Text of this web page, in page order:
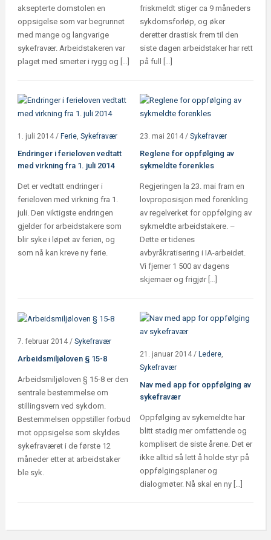
aksepterte domstolen en
oppsigelse som var begrunnet
med mange og langvarige
sykefravær. Arbeidstakeren var
plaget med smerter i rygg og […]
friskmeldt stiger ca 9 måneders
sykdomsforløp, og øker
deretter drastisk frem til den
siste dagen arbeidstaker har rett
på full […]
1. juli 2014/ Ferie, Sykefravær
Endringer i ferieloven vedtatt
med virkning fra 1. juli 2014
Det er vedtatt endringer i
ferieloven med virkning fra 1.
juli. Den viktigste endringen
gjelder for arbeidstakere som
blir syke i løpet av ferien, og
som nå kan kreve ny ferie.
23. mai 2014 /Sykefravær
Reglene for oppfølging av
sykmeldte forenkles
Regjeringen la 23. mai fram en
lovproposisjon med forenkling
av regelverket for oppfølging av
sykmeldte arbeidstakere. –
Dette er tidenes
avbyråkratisering i IA-arbeidet.
Vi fjerner 1 500 av dagens
skjemaer og frigjør […]
7. februar 2014/ Sykefravær
Arbeidsmiljøloven § 15-8
Arbeidsmiljøloven § 15-8 er den
sentrale bestemmelse om
stillingsvern ved sykdom.
Bestemmelsen oppstiller forbud
mot oppsigelse som skyldes
sykefraværet i de første 12
måneder etter at arbeidstaker
ble syk.
21. januar 2014 / Ledere,
Sykefravær
Nav med app for oppfølging av
sykefravær
Oppfølging av sykemeldte har
blitt stadig mer omfattende og
komplisert de siste årene. Det er
ikke alltid så lett å holde styr på
oppfølgingsplaner og
dialogmøter. Nå skal en ny […]